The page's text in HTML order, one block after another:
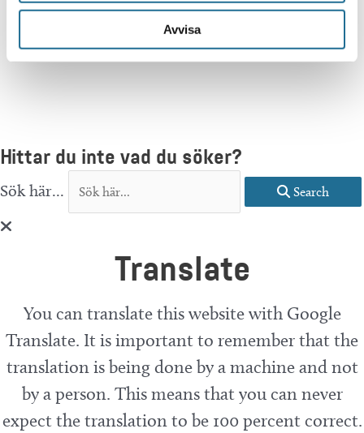
Avvisa
Hittar du inte vad du söker?
Sök här... Search
Translate
You can translate this website with Google
Translate. It is important to remember that the
translation is being done by a machine and not
by a person. This means that you can never
expect the translation to be 100 percent correct.